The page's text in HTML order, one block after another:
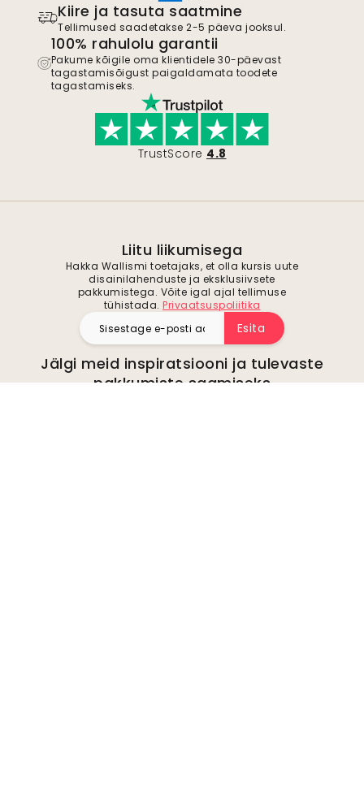
Kiire ja tasuta saatmine
Tellimused saadetakse 2-5 päeva jooksul.
100% rahulolu garantii
Pakume kõigile oma klientidele 30-päevast
tagastamisõigust paigaldamata toodete
tagastamiseks.
TrustScore 4.8
Liitu liikumisega
Hakka Wallismi toetajaks, et olla kursis uute
disainilahenduste ja eksklusiivsete
pakkumistega. Võite igal ajal tellimuse
tühistada. Privaatsuspoliitika
Esita
Jälgi meid inspiratsiooni ja tulevaste
pakkumiste saamiseks